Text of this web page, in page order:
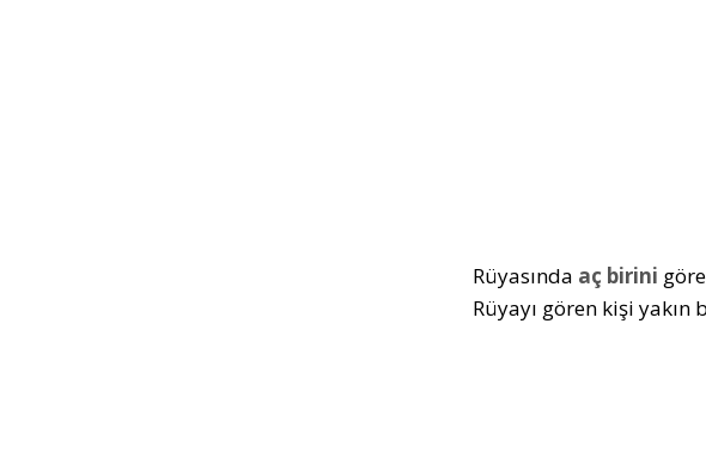
Rüyasında aç birini
Rüyayı gören kişi